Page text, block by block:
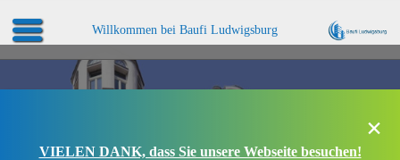
Willkommen bei Baufi Ludwigsburg
×
VIELEN DANK, dass Sie unsere Webseite besuchen!